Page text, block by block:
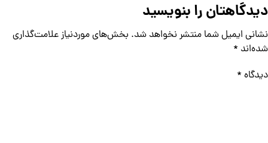
دیدگاهتان را بنویسید
نشانی ایمیل شما منتشر نخواهد شد. بخش‌های موردنیاز علامت‌گذاری
شده‌اند *
دیدگاه *